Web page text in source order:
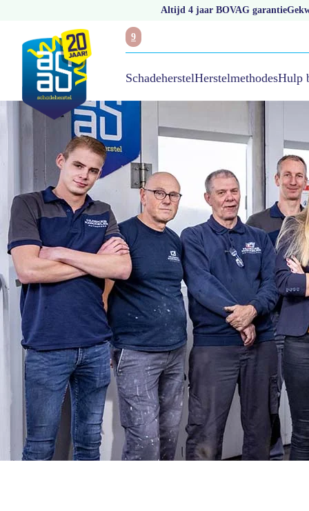
Altijd 4 jaar BOVAG garantie
9
SchadeherstelHerstelmethodesHulp
Aas huiskes kokkeler schade